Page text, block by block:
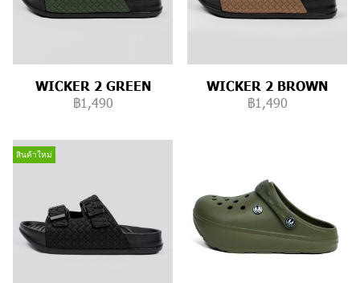
WICKER 2 GREEN
฿1,490
WICKER 2 BROWN
฿1,490
สินค้าใหม่